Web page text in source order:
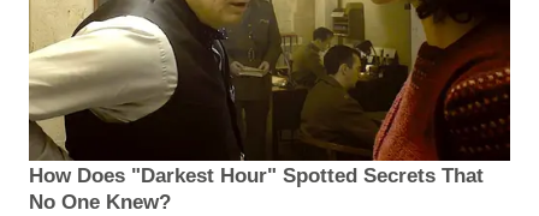
How Does "Darkest Hour" Spotted Secrets That
No One Knew?